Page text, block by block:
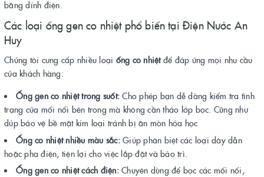
băng dính điện.
Các loại ống gen co nhiệt phổ biến tại Điện Nước An
Huy
Chúng tôi cung cấp nhiều loại ống co nhiệtđể đáp ứng mọi nhu cầu
của khách hàng:
Ống gen co nhiệt trong suốt:Cho phép bạn dễ dàng kiểm tra tình
trạng của mối nối bên trong mà không cần tháo lớp bọc. Cũng như
dúp bảo vệ bề mặt kim loại tránh bị ăn mòn hóa học
Ống co nhiệt nhiều màu sắc:Giúp phân biệt các loại dây dẫn
hoặc pha điện, tiện lợi cho việc lắp đặt và bảo trì.
Ống gen co nhiệt cách điện: Chuyên dùng để bọc các mối nối,